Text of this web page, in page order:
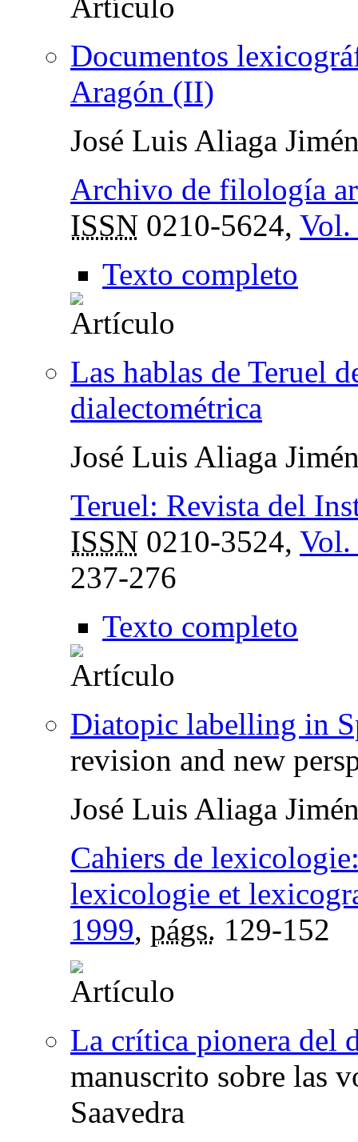
Documentos
Aragón (II)
José Luis Aliaga
Archivo de filología
ISSN 0210-5624, Vol.
Texto completo
Las hablas de Teruel
dialectométrica
José Luis Aliaga
Teruel: Revista del
ISSN 0210-3524, Vol.
237-276
Texto completo
Diatopic labelling in
revision and new
José Luis Aliaga
Cahiers de
lexicologie et
1999, págs. 129-152
La crítica pionera del
manuscrito sobre las
Saavedra